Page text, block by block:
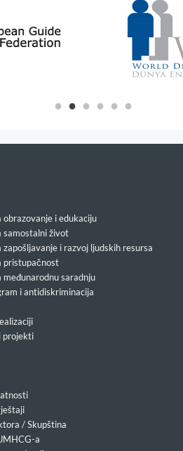
obrazovanje i edukaciju
samostalni život
zapošljavanje i razvoj ljudskih resursa
pristupačnost
međunarodnu saradnju
i antidiskriminacija
projekti
/ Skupština
a